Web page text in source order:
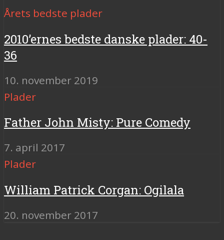
Årets bedste plader
2010’ernes bedste danske plader: 40-
36
10. november 2019
Plader
Father John Misty: Pure Comedy
7. april 2017
Plader
William Patrick Corgan: Ogilala
20. november 2017